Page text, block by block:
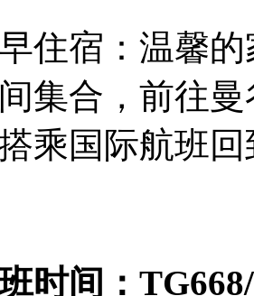
住宿：温馨的
集合，前往
乘国际航班
时间：